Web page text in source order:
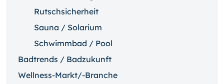
Rutschsicherheit
Sauna / Solarium
Schwimmbad / Pool
Badtrends / Badzukunft
Wellness-Markt/-Branche